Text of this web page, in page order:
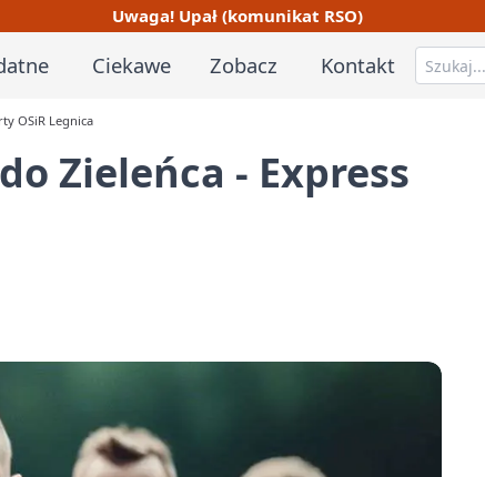
Uwaga! Upał (komunikat RSO)
Ciekawe Zobacz Kontakt
OSiR Legnica
Zieleńca - Express